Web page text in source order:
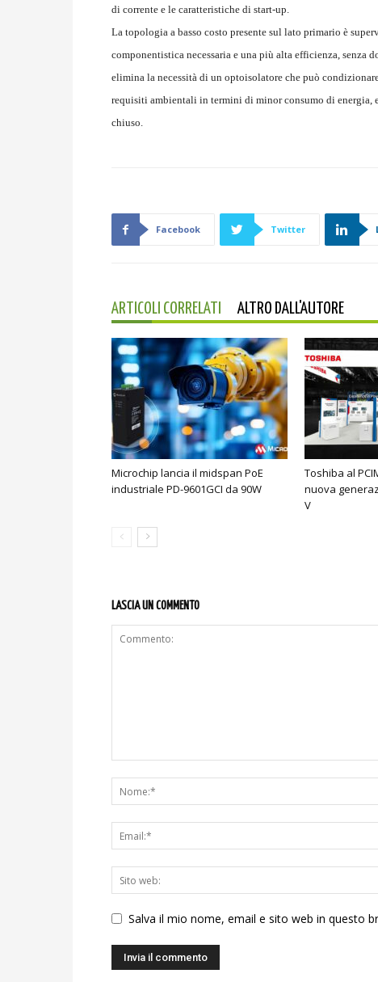
di corrente e le caratteristiche di start-up.
La topologia a basso costo presente sul lato primario è
componentistica necessaria e una più alta efficienza,
elimina la necessità di un optoisolatore che può
requisiti ambientali in termini di minor consumo di energia,
chiuso.
Facebook Twitter
ARTICOLI CORRELATI ALTRO DALL'AUTORE
Microchip lancia il midspan PoE
industriale PD-9601GCI da 90W
Toshiba al
nuova
V
LASCIA UN COMMENTO
Salva il mio nome, email e sito web in questo